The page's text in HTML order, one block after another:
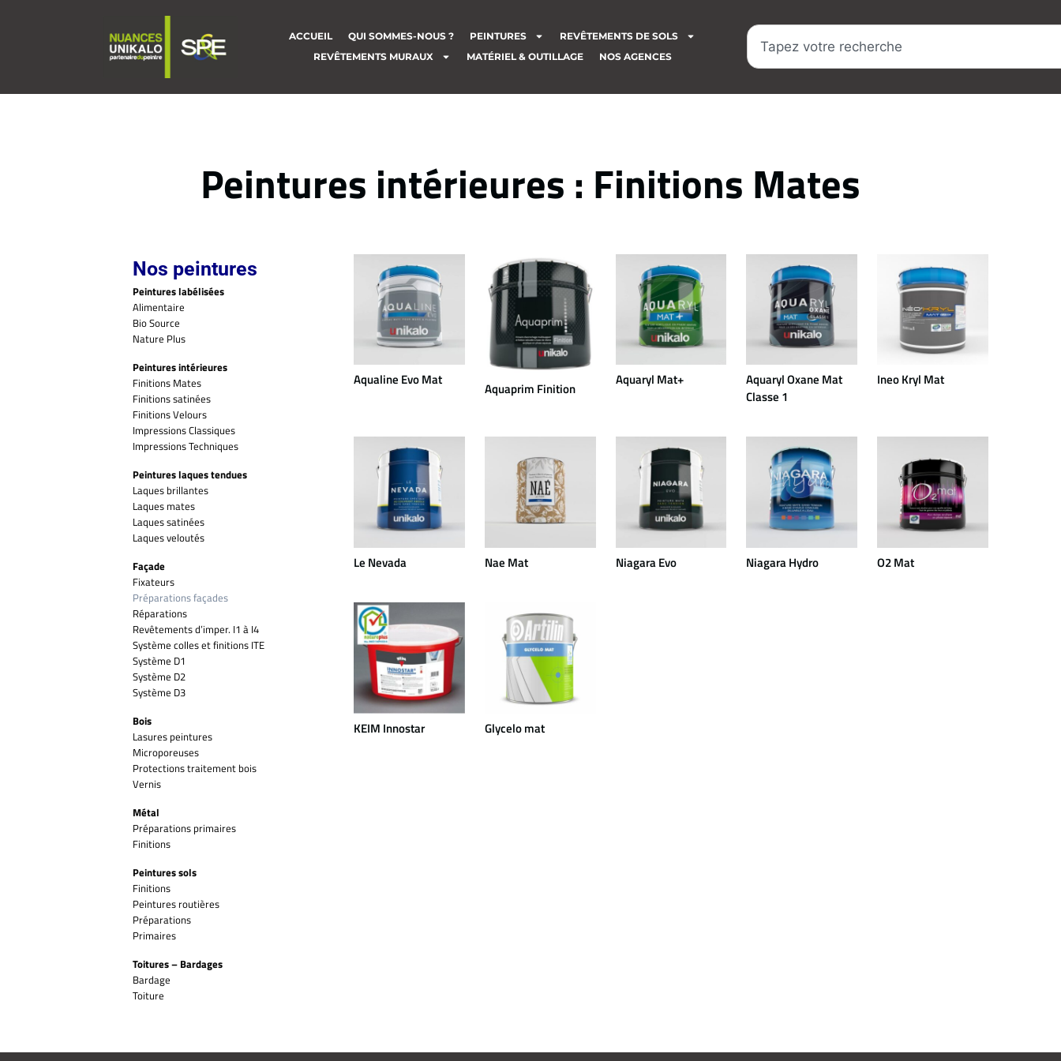
ACCUEIL QUI SOMMES-NOUS ? PEINTURES
REVÊTEMENTS DE SOLS
REVÊTEMENTS MURAUX
MATÉRIEL & OUTILLAGE NOS AGENCES
Peintures intérieures : Finitions Mates
Nos peintures
Peintures labélisées
Alimentaire
Bio Source
Nature Plus
Peintures intérieures
Finitions Mates
Finitions satinées
Finitions Velours
Impressions Classiques
Impressions Techniques
Peintures laques tendues
Laques brillantes
Laques mates
Laques satinées
Laques veloutés
Façade
Fixateurs
Préparations façades
Réparations
Revêtements d’imper. I1 à I4
Système colles et finitions ITE
Système D1
Système D2
Système D3
Bois
Lasures peintures
Microporeuses
Protections traitement bois
Vernis
Métal
Préparations primaires
Finitions
Peintures sols
Finitions
Peintures routières
Préparations
Primaires
Toitures – Bardages
Bardage
Toiture
Aqualine Evo Mat Aquaprim Finition Aquaryl Mat+
Aquaryl Oxane Mat
Classe 1
Ineo Kryl Mat
Le Nevada Nae Mat Niagara Evo Niagara Hydro O2 Mat
KEIM Innostar Glycelo mat